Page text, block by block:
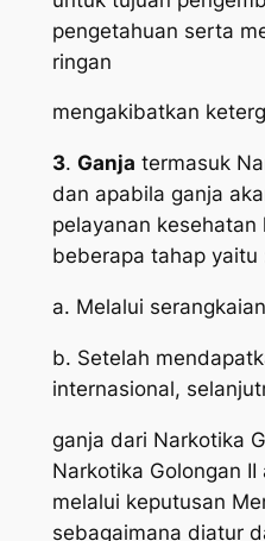
pengetahuan serta
ringan
mengakibatkan
3. Ganja termasuk
dan apabila ganja
pelayanan kesehatan
beberapa tahap yaitu
a. Melalui
b. Setelah
internasional,
ganja dari Narkotika
Narkotika Golongan II
melalui keputusan
sebagaimana diatur